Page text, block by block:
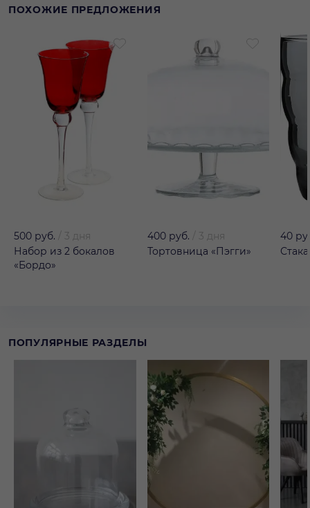
ПОХОЖИЕ ПРЕДЛОЖЕНИЯ
500 руб.
3 дня
Набор из 2 бокалов
«Бордо»
400 руб.
3 дня
Тортовница «Пэгги»
40
ПОПУЛЯРНЫЕ РАЗДЕЛЫ